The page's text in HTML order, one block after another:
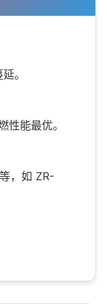
。
性能最优。
，如 ZR-